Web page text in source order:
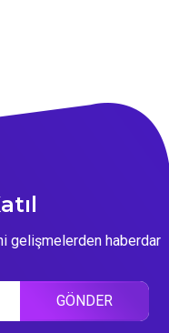
gelişmelerden haberdar